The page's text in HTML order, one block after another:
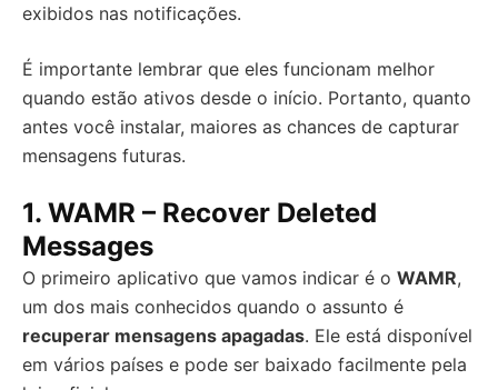
exibidos nas notificações.
É importante lembrar que eles funcionam melhor
quando estão ativos desde o início. Portanto, quanto
antes você instalar, maiores as chances de capturar
mensagens futuras.
1. WAMR – Recover Deleted
Messages
O primeiro aplicativo que vamos indicar é o WAMR,
um dos mais conhecidos quando o assunto é
recuperar mensagens apagadas. Ele está disponível
em vários países e pode ser baixado facilmente pela